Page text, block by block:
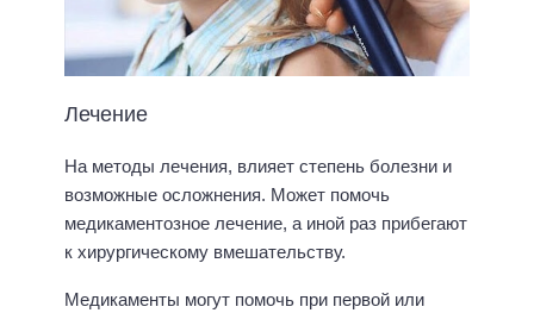
Лечение
На методы лечения, влияет степень болезни и
возможные осложнения. Может помочь
медикаментозное лечение, а иной раз прибегают
к хирургическому вмешательству.
Медикаменты могут помочь при первой или